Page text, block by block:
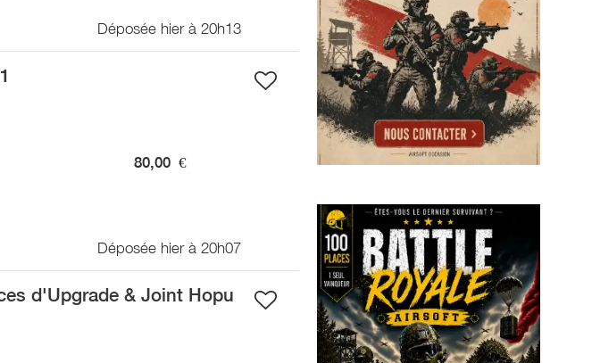
Déposée hier à 20h13
80,00 €
Déposée hier à 20h07
d'Upgrade & Joint Hopu